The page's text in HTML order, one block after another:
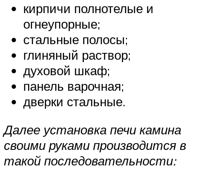
кирпичи полнотелые и
огнеупорные;
стальные полосы;
глиняный раствор;
духовой шкаф;
панель варочная;
дверки стальные.
Далее установка печи камина
своими руками производится в
такой последовательности: